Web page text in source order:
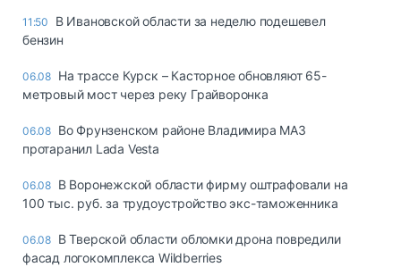
11:50
В Ивановской области за неделю подешевел
бензин
06.08 На трассе Курск – Касторное обновляют 65-
метровый мост через реку Грайворонка
06.08 Во Фрунзенском районе Владимира МАЗ
протаранил Lada Vesta
06.08 В Воронежской области фирму оштрафовали на
100 тыс. руб. за трудоустройство экс-таможенника
06.08 В Тверской области обломки дрона повредили
фасад логокомплекса Wildberries